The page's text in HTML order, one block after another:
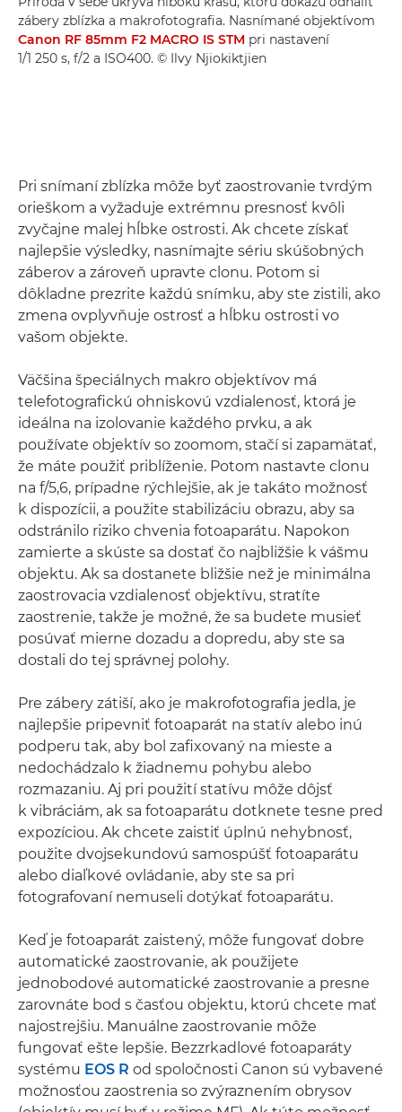
zábery zblízka a makrofotografia. Nasnímané objektívom
Canon RF 85mm F2 MACRO IS STM pri nastavení
1/1 250 s, f/2 a ISO400. © Ilvy Njiokiktjien
Pri snímaní zblízka môže byť zaostrovanie tvrdým
orieškom a vyžaduje extrémnu presnosť kvôli
zvyčajne malej hĺbke ostrosti. Ak chcete získať
najlepšie výsledky, nasnímajte sériu skúšobných
záberov a zároveň upravte clonu. Potom si
dôkladne prezrite každú snímku, aby ste zistili, ako
zmena ovplyvňuje ostrosť a hĺbku ostrosti vo
vašom objekte.
Väčšina špeciálnych makro objektívov má
telefotografickú ohniskovú vzdialenosť, ktorá je
ideálna na izolovanie každého prvku, a ak
používate objektív so zoomom, stačí si zapamätať,
že máte použiť priblíženie. Potom nastavte clonu
na f/5,6, prípadne rýchlejšie, ak je takáto možnosť
k dispozícii, a použite stabilizáciu obrazu, aby sa
odstránilo riziko chvenia fotoaparátu. Napokon
zamierte a skúste sa dostať čo najbližšie k vášmu
objektu. Ak sa dostanete bližšie než je minimálna
zaostrovacia vzdialenosť objektívu, stratíte
zaostrenie, takže je možné, že sa budete musieť
posúvať mierne dozadu a dopredu, aby ste sa
dostali do tej správnej polohy.
Pre zábery zátiší, ako je makrofotografia jedla, je
najlepšie pripevniť fotoaparát na statív alebo inú
podperu tak, aby bol zafixovaný na mieste a
nedochádzalo k žiadnemu pohybu alebo
rozmazaniu. Aj pri použití statívu môže dôjsť
k vibráciám, ak sa fotoaparátu dotknete tesne pred
expozíciou. Ak chcete zaistiť úplnú nehybnosť,
použite dvojsekundovú samospúšť fotoaparátu
alebo diaľkové ovládanie, aby ste sa pri
fotografovaní nemuseli dotýkať fotoaparátu.
Keď je fotoaparát zaistený, môže fungovať dobre
automatické zaostrovanie, ak použijete
jednobodové automatické zaostrovanie a presne
zarovnáte bod s časťou objektu, ktorú chcete mať
najostrejšiu. Manuálne zaostrovanie môže
fungovať ešte lepšie. Bezzrkadlové fotoaparáty
systému EOS R od spoločnosti Canon sú vybavené
možnosťou zaostrenia so zvýraznením obrysov